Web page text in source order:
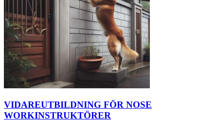
VIDAREUTBILDNING FÖR NOSE
WORKINSTRUKTÖRER